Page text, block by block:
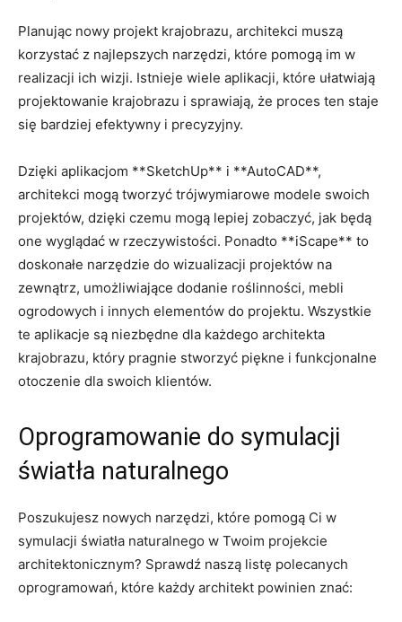
Planując nowy projekt krajobrazu, architekci muszą⁤
korzystać z najlepszych‌ narzędzi, ⁤które pomogą im w
realizacji ich‌ wizji. ​Istnieje wiele aplikacji, ‍które ⁣ułatwiają
projektowanie krajobrazu⁣ i sprawiają, że proces ten staje
się bardziej efektywny i precyzyjny.
Dzięki aplikacjom‌ **SketchUp** i **AutoCAD**,
architekci ⁢mogą‍ tworzyć trójwymiarowe modele swoich
projektów, dzięki czemu mogą⁤ lepiej ⁤zobaczyć, jak​ będą
one wyglądać w rzeczywistości. Ponadto **iScape** to
doskonałe narzędzie do wizualizacji projektów na
zewnątrz, umożliwiające dodanie roślinności, mebli
ogrodowych i innych elementów do projektu. Wszystkie
⁢te aplikacje są‍ niezbędne dla ⁢każdego architekta
krajobrazu, który pragnie stworzyć piękne i funkcjonalne
otoczenie ⁣dla swoich klientów.
Oprogramowanie do ⁣symulacji
światła naturalnego
Poszukujesz nowych narzędzi, które pomogą Ci w⁢
symulacji światła naturalnego ‌w Twoim projekcie
architektonicznym? Sprawdź ⁢naszą listę ‍polecanych⁣
oprogramowań,‌ które każdy architekt‌ powinien⁣ znać: